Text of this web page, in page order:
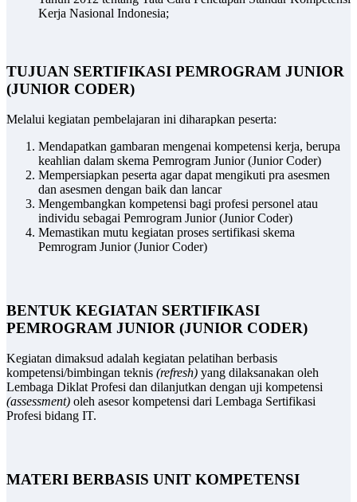
Kerja Nasional Indonesia;
TUJUAN SERTIFIKASI PEMROGRAM JUNIOR
(JUNIOR CODER)
Melalui kegiatan pembelajaran ini diharapkan peserta:
Mendapatkan gambaran mengenai kompetensi kerja, berupa
keahlian dalam skema Pemrogram Junior (Junior Coder)
Mempersiapkan peserta agar dapat mengikuti pra asesmen
dan asesmen dengan baik dan lancar
Mengembangkan kompetensi bagi profesi personel atau
individu sebagai Pemrogram Junior (Junior Coder)
Memastikan mutu kegiatan proses sertifikasi skema
Pemrogram Junior (Junior Coder)
BENTUK KEGIATAN SERTIFIKASI
PEMROGRAM JUNIOR (JUNIOR CODER)
Kegiatan dimaksud adalah kegiatan pelatihan berbasis
kompetensi/bimbingan teknis (refresh) yang dilaksanakan oleh
Lembaga Diklat Profesi dan dilanjutkan dengan uji kompetensi
(assessment) oleh asesor kompetensi dari Lembaga Sertifikasi
Profesi bidang IT.
MATERI BERBASIS UNIT KOMPETENSI